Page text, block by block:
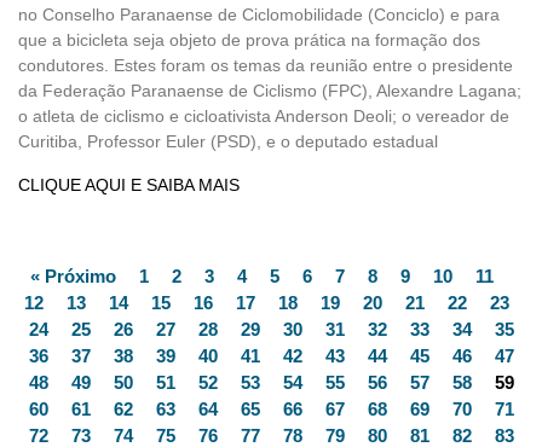
no Conselho Paranaense de Ciclomobilidade (Conciclo) e para
que a bicicleta seja objeto de prova prática na formação dos
condutores. Estes foram os temas da reunião entre o presidente
da Federação Paranaense de Ciclismo (FPC), Alexandre Lagana;
o atleta de ciclismo e cicloativista Anderson Deoli; o vereador de
Curitiba, Professor Euler (PSD), e o deputado estadual
CLIQUE AQUI E SAIBA MAIS
« Próximo 1 2 3 4 5 6 7 8 9 10
11
12
13 14 15 16 17 18 19 20 21 22
23
24
25 26 27 28 29 30 31 32 33 34
35
36
37 38 39 40 41 42 43 44 45 46
47
48
49 50 51 52 53 54 55 56 57 58
59
60
61 62 63 64 65 66 67 68 69 70
71
72
73 74 75 76 77 78 79 80 81 82
83